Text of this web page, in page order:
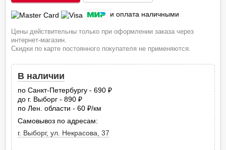
и оплата наличными
Цены действительны только при оформлении заказа через
интернет-магазин.
Скидки по карте постоянного покупателя не применяются.
В наличии
по Санкт-Петербургу - 690
до г. Выборг - 890
по Лен. области - 60
руб.
/км
Самовывоз по адресам:
г. Выборг, ул. Некрасова, 37